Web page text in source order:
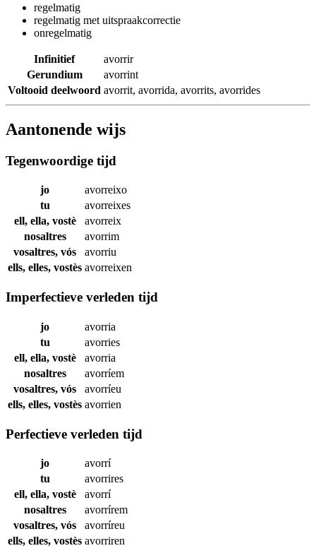
regelmatig
regelmatig met uitspraakcorrectie
onregelmatig
Infinitief
avorrir
Gerundium
avorrint
Voltooid deelwoord avorrit, avorrida, avorrits, avorrides
Aantonende wijs
Tegenwoordige tijd
jo
avorreixo
tu
avorreixes
ell, ella, vostè
avorreix
nosaltres
avorrim
vosaltres, vós
avorriu
ells, elles, vostès avorreixen
Imperfectieve verleden tijd
jo
avorria
tu
avorries
ell, ella, vostè
avorria
nosaltres
avorríem
vosaltres, vós
avorríeu
ells, elles, vostès avorrien
Perfectieve verleden tijd
jo
avorrí
tu
avorrires
ell, ella, vostè
avorrí
nosaltres
avorrírem
vosaltres, vós
avorríreu
ells, elles, vostès avorriren